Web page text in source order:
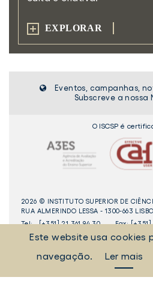
EXPLORAR
Eventos, campanhas,
Subscreve a nossa
O ISCSP é
2026 © INSTITUTO SUPERIOR DE
RUA ALMERINDO LESSA - 1300-663
Tel:
[+351] 21 361 94 30 Fax: [+351]
Este website usa cookies
navegação.
Ler mais